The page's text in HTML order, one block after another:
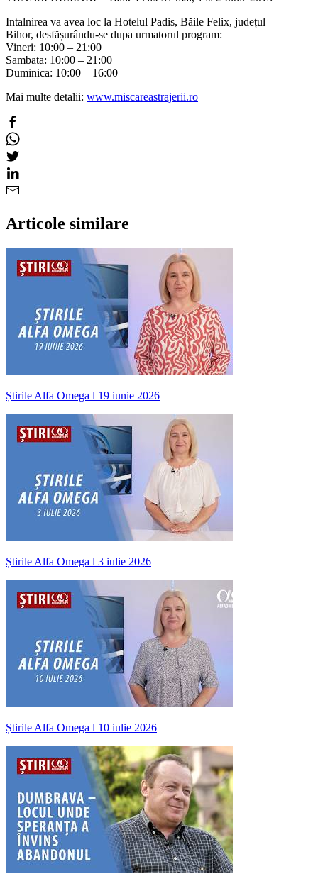
Intalnirea va avea loc la Hotelul Padis, Băile Felix, județul
Bihor, desfășurându-se dupa urmatorul program:
Vineri: 10:00 – 21:00
Sambata: 10:00 – 21:00
Duminica: 10:00 – 16:00
Mai multe detalii: www.miscareastrajerii.ro
Articole similare
Știrile Alfa Omega l 19 iunie 2026
Știrile Alfa Omega l 3 iulie 2026
Știrile Alfa Omega l 10 iulie 2026